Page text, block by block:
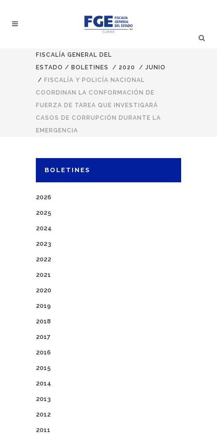
FISCALÍA GENERAL DEL
ESTADO / BOLETINES / 2020 / JUNIO
/ FISCALÍA Y POLICÍA NACIONAL
COORDINAN LA CONFORMACIÓN DE
FUERZA DE TAREA QUE INVESTIGARÁ
CASOS DE CORRUPCIÓN DURANTE LA
EMERGENCIA
BOLETINES
2026
2025
2024
2023
2022
2021
2020
2019
2018
2017
2016
2015
2014
2013
2012
2011